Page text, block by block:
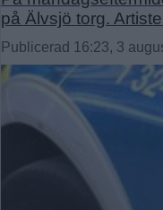
på Älvsjö torg.
Publicerad 16:23, 3